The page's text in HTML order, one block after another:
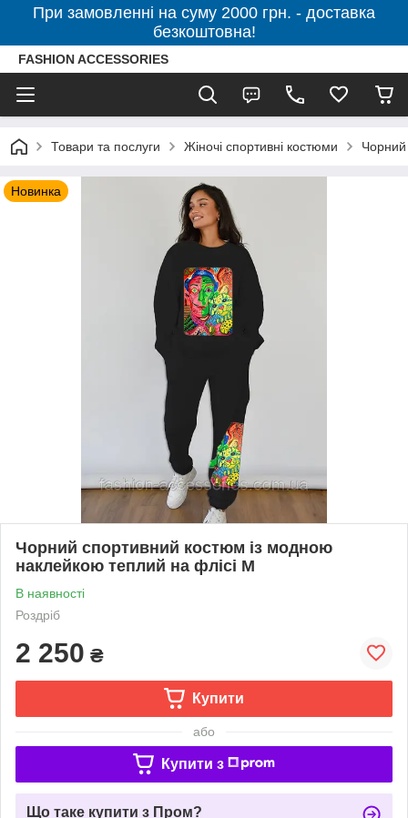
При замовленні на суму 2000 грн. - доставка
безкоштовна!
FASHION ACCESSORIES
Товари та послуги Жіночі спортивні костюми Чорний
Новинка
Чорний спортивний костюм із модною
наклейкою теплий на флісі M
В наявності
Роздріб
2 250 ₴
Купити
або
Купити з
Що таке купити з Пром?